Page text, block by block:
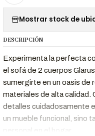
Mostrar stock de
DESCRIPCIÓN
Experimenta la perfecta
el sofá de 2 cuerpos
sumergirte en un oasis de
materiales de alta calidad.
detalles cuidadosamente
un mueble funcional, sino
personal en el hogar.